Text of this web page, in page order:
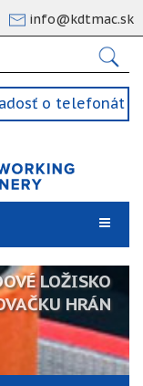
info@kdtmac.sk
o telefonát
LOŽISKO
HRÁN